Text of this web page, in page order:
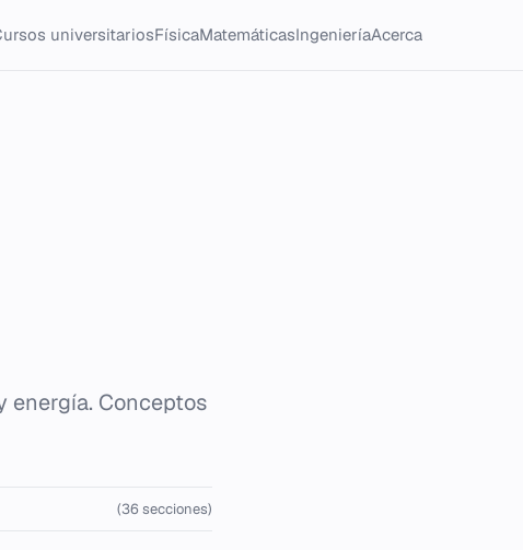
universitariosFísicaMatemáticasIngenieríaAcerca
energía. Conceptos
(36 secciones)